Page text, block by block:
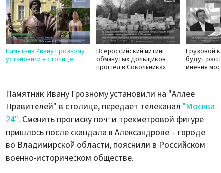
Памятник Ивану Грозному
установили в столице
Всероссийский митинг
обманутых дольщиков
прошел в Сокольниках
Грузовой
будут
мнения
Памятник Ивану Грозному установили на "Аллее
Правителей" в столице, передает телеканал "Москва
24". Сменить прописку почти трехметровой фигуре
пришлось после скандала в Александрове – городе
во Владимирской области, пояснили в Российском
военно-историческом обществе.